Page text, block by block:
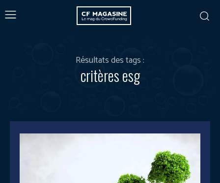
Résultats des tags :
critères esg